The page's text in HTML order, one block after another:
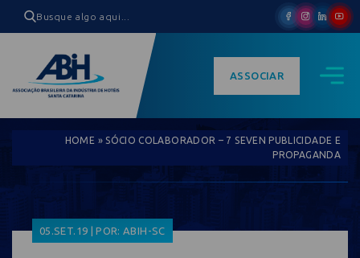
ASSOCIAR
HOME » SÓCIO COLABORADOR – 7 SEVEN PUBLICIDADE E
PROPAGANDA
05.SET.19 | POR: ABIH-SC